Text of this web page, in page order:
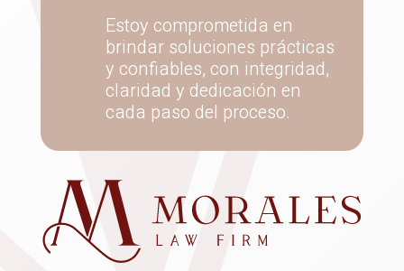
Estoy comprometida en
brindar soluciones prácticas
y confiables, con integridad,
claridad y dedicación en
cada paso del proceso.